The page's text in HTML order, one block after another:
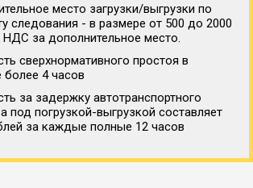
место загрузки/выгрузки по
следования - в размере от 500 до 2000
НДС за дополнительное место.
сверхнормативного простоя в
более 4 часов
за задержку автотранспортного
под погрузкой-выгрузкой составляет
за каждые полные 12 часов